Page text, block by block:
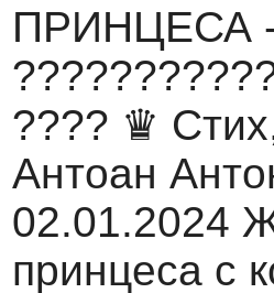
ПРИНЦЕСА
???? ♛
Антоан
02.01.2024
принцеса с